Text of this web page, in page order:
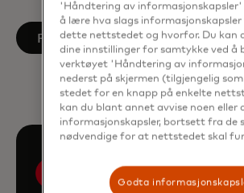
Follow on LinkedIn
opens in a new tab
'Håndtering av
å lære hva slags informasjonskapsler
dette nettstedet og hvorfor. Du kan
dine innstillinger for samtykke ved å
verktøyet 'Håndtering av
nederst på skjermen (tilgjengelig som
stedet for en knapp på enkelte
kan du blant annet avvise noen eller
informasjonskapsler, bortsett fra de
nødvendige for at nettstedet skal
Godta